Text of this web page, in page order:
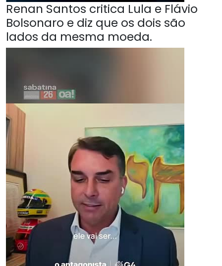
Renan Santos critica Lula e Flávio
Bolsonaro e diz que os dois são
lados da mesma moeda.